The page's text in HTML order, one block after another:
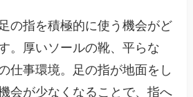
の指を積極的に使う機会がど
。厚いソールの靴、平らな
仕事環境。足の指が地面をし
会が少なくなることで、指へ